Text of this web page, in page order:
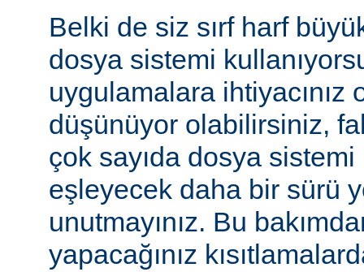
Belki de siz sırf harf
dosya sistemi
uygulamalara ihtiyacınız
düşünüyor olabilirsiniz,
çok sayıda dosya
eşleyecek daha bir sürü
unutmayınız. Bu
yapacağınız